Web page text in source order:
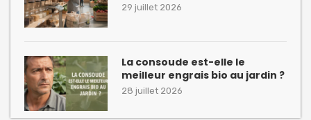
29 juillet 2026
La consoude est-elle le
meilleur engrais bio au jardin ?
28 juillet 2026